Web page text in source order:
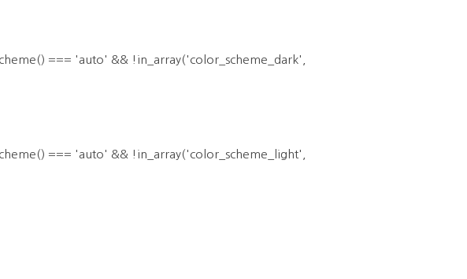
=== 'auto' && !in_array('color_scheme_dark',
=== 'auto' && !in_array('color_scheme_light',